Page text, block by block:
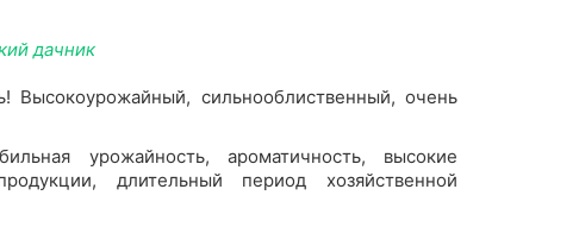
дачник
Высокоурожайный, сильнооблиственный, очень
урожайность, ароматичность, высокие
длительный период хозяйственной